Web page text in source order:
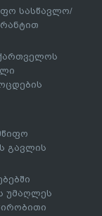
სასწავლო/
გავლის
უმაღლეს